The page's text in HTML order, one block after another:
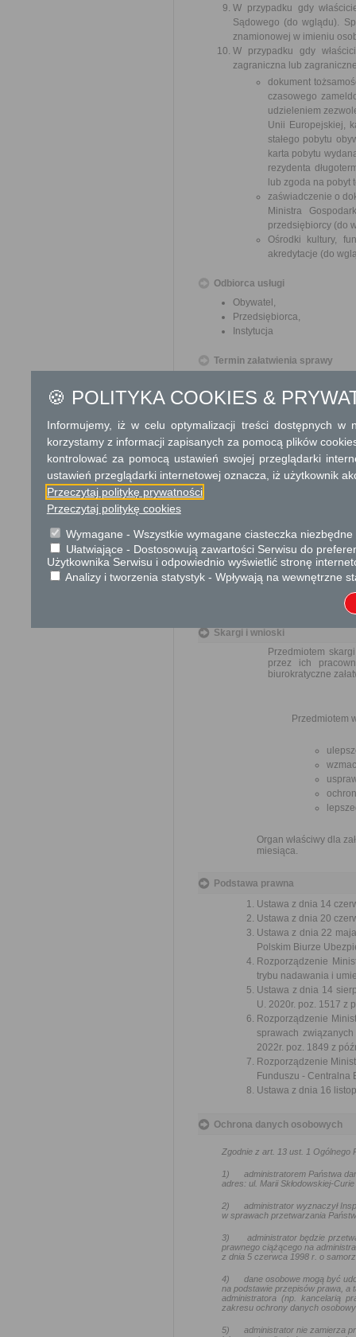
W przypadku gdy
Sądowego (do wglądu).
znamionowej w imieniu
W przypadku gdy
zagraniczna lub
dokument
czasowego
udzieleniem
Unii Europejskiej,
stałego pobytu
karta pobytu
rezydenta
lub zgoda na pobyt
zaświadczenie o
Ministra
przedsiębiorcy (do
Ośrodki kultury,
akredytacje (do
Odbiorca usługi
Obywatel,
Przedsiębiorca,
Instytucja
Termin załatwienia sprawy
identyfikacyjnych pojazdu i
Informacja
Dodatkowe
Opłata
Opłata skarbowa w
jego odpisu, wypisu lub
Tryb odwoławczy
Skargi i wnioski
Przedmiotem
przez ich
biurokratyczne
Przedmiotem
Organ właściwy dla
miesiąca.
Podstawa prawna
Ustawa z dnia 14
Ustawa z dnia 20
Ustawa z dnia 22
Polskim Biurze
Rozporządzenie
trybu nadawania i
Ustawa z dnia 14
U. 2020r. poz. 1517 z
Rozporządzenie
sprawach
2022r. poz. 1849 z
Rozporządzenie
Funduszu - Centralna
Ustawa z dnia 16
Ochrona danych osobowych
Zgodnie z art. 13 ust. 1 Ogólnego
1) administratorem Państwa
adres: ul. Marii Skłodowskiej-
2) administrator wyznaczył
w sprawach przetwarzania
3) administrator będzie
prawnego ciążącego na
z dnia 5 czerwca 1998 r. o
4) dane osobowe mogą być
na podstawie przepisów prawa, a
administratora (np. kancelarią
zakresu ochrony danych
5) administrator nie zamierza
🍪 POLITYKA COOKIES &
Informujemy, iż w celu optymalizacji treści dostępnych w
korzystamy z informacji zapisanych za pomocą plików
kontrolować za pomocą ustawień swojej przeglądarki
ustawień przeglądarki internetowej oznacza, iż użytkownik
Przeczytaj politykę prywatności
Przeczytaj politykę cookies
Wymagane - Wszystkie wymagane ciasteczka
Ułatwiające - Dostosowują zawartości Serwisu do
Użytkownika Serwisu i odpowiednio wyświetlić stronę
Analizy i tworzenia statystyk - Wpływają na wewnętrzne